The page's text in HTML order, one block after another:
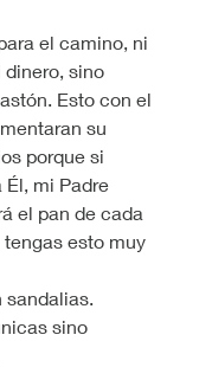
el camino, ni
dinero, sino
Esto con el
su
porque si
Él, mi Padre
el pan de cada
esto muy
sandalias.
sino